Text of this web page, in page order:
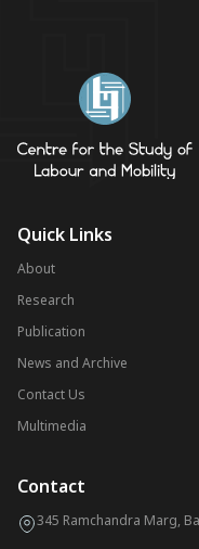
Quick Links
About
Research
Publication
News and Archive
Contact Us
Multimedia
Contact
345 Ramchandra Marg,